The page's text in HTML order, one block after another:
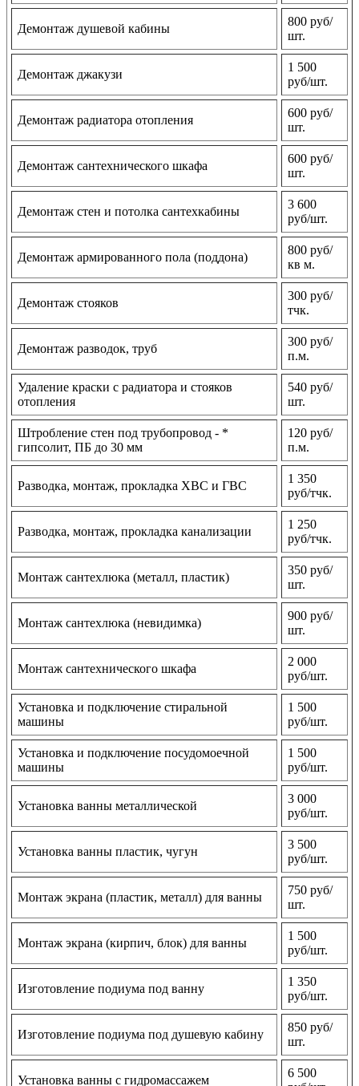
Демонтаж душевой кабины
800 руб/
шт.
Демонтаж джакузи
1 500
руб/шт.
Демонтаж радиатора отопления
600 руб/
шт.
Демонтаж сантехнического шкафа
600 руб/
шт.
Демонтаж стен и потолка сантехкабины
3 600
руб/шт.
Демонтаж армированного пола (поддона)
800 руб/
кв м.
Демонтаж стояков
300 руб/
тчк.
Демонтаж разводок, труб
300 руб/
п.м.
Удаление краски с радиатора и стояков
отопления
540 руб/
шт.
Штробление стен под трубопровод - *
гипсолит, ПБ до 30 мм
120 руб/
п.м.
Разводка, монтаж, прокладка ХВС и ГВС
1 350
руб/тчк.
Разводка, монтаж, прокладка канализации
1 250
руб/тчк.
Монтаж сантехлюка (металл, пластик)
350 руб/
шт.
Монтаж сантехлюка (невидимка)
900 руб/
шт.
Монтаж сантехнического шкафа
2 000
руб/шт.
Установка и подключение стиральной
машины
1 500
руб/шт.
Установка и подключение посудомоечной
машины
1 500
руб/шт.
Установка ванны металлической
3 000
руб/шт.
Установка ванны пластик, чугун
3 500
руб/шт.
Монтаж экрана (пластик, металл) для ванны
750 руб/
шт.
Монтаж экрана (кирпич, блок) для ванны
1 500
руб/шт.
Изготовление подиума под ванну
1 350
руб/шт.
Изготовление подиума под душевую кабину
850 руб/
шт.
Установка ванны с гидромассажем
6 500